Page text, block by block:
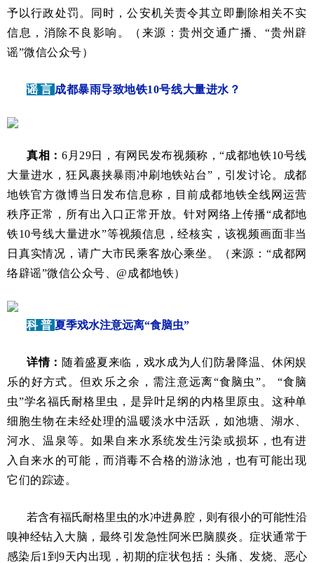
予以行政处罚。同时，公安机关责令其立即删除相关不实
信息，消除不良影响。（来源：贵州交通广播、“贵州辟
谣”微信公众号）
谣 言 成都暴雨导致地铁10号线大量进水？
真相： 6月29日，有网民发布视频称，“成都地铁10号线
大量进水，狂风裹挟暴雨冲刷地铁站台”，引发讨论。成都
地铁官方微博当日发布信息称，目前成都地铁全线网运营
秩序正常，所有出入口正常开放。针对网络上传播“成都地
铁10号线大量进水”等视频信息，经核实，该视频画面非当
日真实情况，请广大市民乘客放心乘坐。（来源：“成都网
络辟谣”微信公众号、@成都地铁）
科 普 夏季戏水注意远离“食脑虫”
详情： 随着盛夏来临，戏水成为人们防暑降温、休闲娱
乐的好方式。但欢乐之余，需注意远离“食脑虫”。 “食脑
虫”学名福氏耐格里虫，是异叶足纲的内格里原虫。这种单
细胞生物在未经处理的温暖淡水中活跃，如池塘、湖水、
河水、温泉等。如果自来水系统发生污染或损坏，也有进
入自来水的可能，而消毒不合格的游泳池，也有可能出现
它们的踪迹。
若含有福氏耐格里虫的水冲进鼻腔，则有很小的可能性沿
嗅神经钻入大脑，最终引发急性阿米巴脑膜炎。症状通常于
感染后1到9天内出现，初期的症状包括：头痛、发烧、恶心